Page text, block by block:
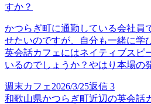
すか？
かつらぎ町に通勤している会社員
せたいのですが、自分も一緒に学
英会話カフェにはネイティブスピ
いるのでしょうか？やはり本場の
週末カフェ 2026/3/25返信 3
和歌山県かつらぎ町近辺の英会話